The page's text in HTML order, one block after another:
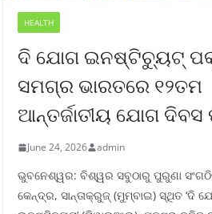
HEALTH
ଦି ଯୋଗ ଇନଷ୍ଟିଚ୍ୟୁଟ୍
ସମଗ୍ର ଭାରତରେ ୧୨ତମ
ଆନ୍ତର୍ଜାତୀୟ ଯୋଗ ଦିବସ
June 24, 2026 admin
ଭୁବନେଶ୍ୱର: ବିଶ୍ୱର ସବୁଠାରୁ ପୁରୁଣା
କେନ୍ଦ୍ର, ସାନ୍ତାକ୍ରୁଜ୍ (ମୁମ୍ବାଇ) ସ୍ଥିତ ‘ଦି